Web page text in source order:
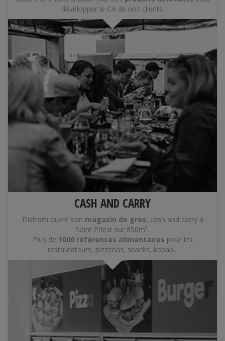
développer le CA de nos clients.
CASH AND CARRY
Distram ouvre son magasin de gros, cash and carry à
Saint Priest sur 850m².
Plus de 1000 références alimentaires pour les
restaurateurs, pizzerias, snacks, kebab...